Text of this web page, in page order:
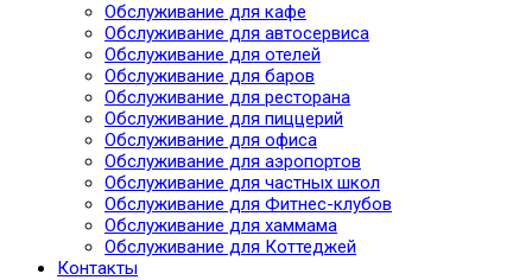
Обслуживание для кафе
Обслуживание для автосервиса
Обслуживание для отелей
Обслуживание для баров
Обслуживание для ресторана
Обслуживание для пиццерий
Обслуживание для офиса
Обслуживание для аэропортов
Обслуживание для частных школ
Обслуживание для Фитнес-клубов
Обслуживание для хаммама
Обслуживание для Коттеджей
Контакты